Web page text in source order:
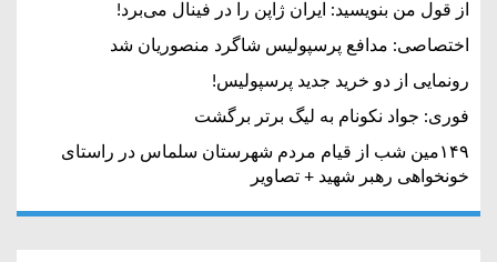
از قول من بنویسید: ایران ژاپن را در فینال می‌برد!
اختصاصی: مدافع پرسپولیس شاگرد منصوریان شد
رونمایی از دو خرید جدید پرسپولیس!
فوری: جواد نکونام به لیگ برتر برگشت
۱۴۹مین شب از قیام مردم شهرستان سلماس در راستای
خونخواهی رهبر شهید + تصاویر